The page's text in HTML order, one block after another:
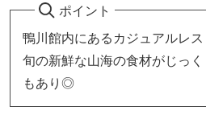
ポイント
鴨川館内にあるカジュアルレ
旬の新鮮な山海の食材がじっ
もあり◎